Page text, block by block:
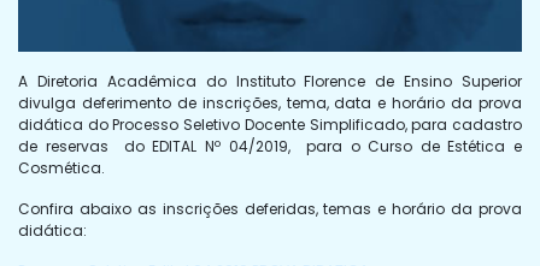
A Diretoria Acadêmica do Instituto Florence de Ensino Superior
divulga deferimento de inscrições, tema, data e horário da prova
didática do Processo Seletivo Docente Simplificado, para cadastro
de reservas do EDITAL Nº 04/2019, para o Curso de Estética e
Cosmética.
Confira abaixo as inscrições deferidas, temas e horário da prova
didática: